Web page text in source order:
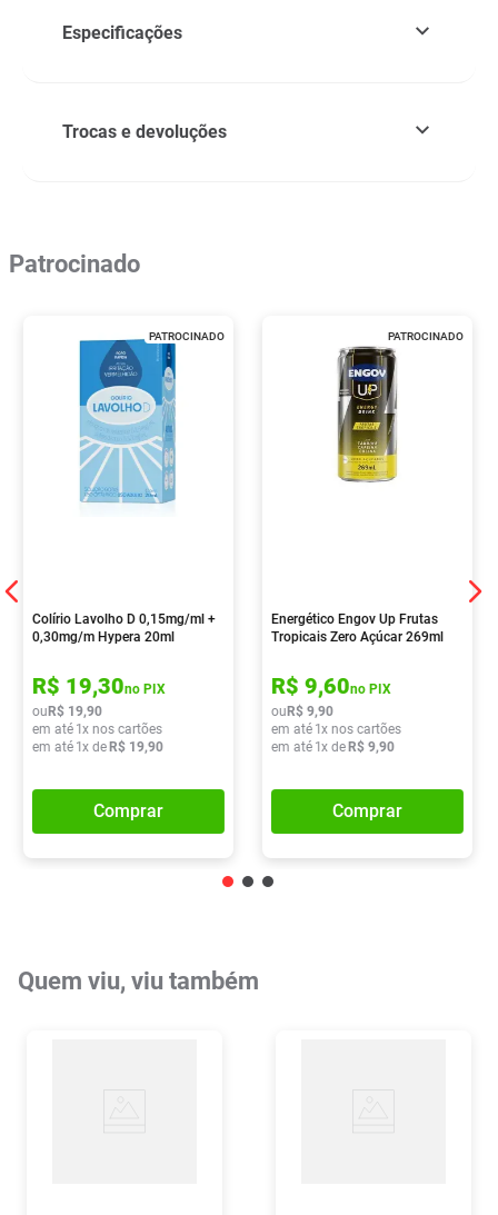
Especificações
Trocas e devoluções
Patrocinado
PATROCINADO
Colírio Lavolho D 0,15mg/ml +
0,30mg/m Hypera 20ml
R$ 19,30no PIX
ou R$ 19,90
em até 1x nos cartões
em até 1x de R$ 19,90
Comprar
PATROCINADO
Energético Engov Up Frutas
Tropicais Zero Açúcar 269ml
R$ 9,60no PIX
ou R$ 9,90
em até 1x nos cartões
em até 1x de R$ 9,90
Comprar
Quem viu, viu também